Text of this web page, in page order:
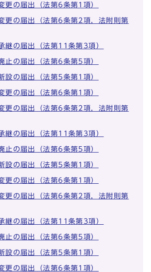
の届出（法第6条第1項）
の届出（法第6条第2項，法附則第
の届出（法第11条第3項）
の届出（法第6条第5項）
の届出（法第5条第1項）
の届出（法第6条第1項）
の届出（法第6条第2項，法附則第
の届出（法第11条第3項）
の届出（法第6条第5項）
の届出（法第5条第1項）
の届出（法第6条第1項）
の届出（法第6条第2項，法附則第
の届出（法第11条第3項）
の届出（法第6条第5項）
の届出（法第5条第1項）
の届出（法第6条第1項）